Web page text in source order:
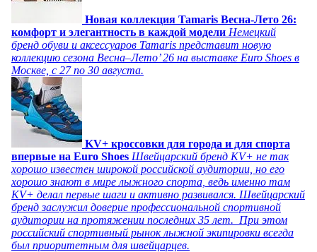
Новая коллекция Tamaris Весна-Лето 26:
комфорт и элегантность в каждой модели Немецкий
бренд обуви и аксессуаров Tamaris представит новую
коллекцию сезона Весна–Лето’ 26 на выставке Euro Shoes в
Москве, с 27 по 30 августа.
KV+ кроссовки для города и для спорта
впервые на Euro Shoes Швейцарский бренд KV+ не так
хорошо известен широкой российской аудитории, но его
хорошо знают в мире лыжного спорта, ведь именно там
KV+ делал первые шаги и активно развивался. Швейцарский
бренд заслужил доверие профессиональной спортивной
аудитории на протяжении последних 35 лет. При этом
российский спортивный рынок лыжной экипировки всегда
был приоритетным для швейцарцев.